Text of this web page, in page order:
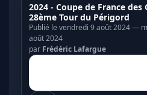
2024 - Coupe de France des
28ème Tour du Périgord
Publié le vendredi 9 août 2024 —
août 2024
par Frédéric Lafargue